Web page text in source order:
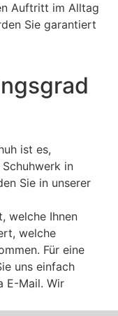
Auftritt im Alltag
Sie garantiert
ist es,
in
Sie in unserer
welche Ihnen
welche
Für eine
uns einfach
E-Mail. Wir